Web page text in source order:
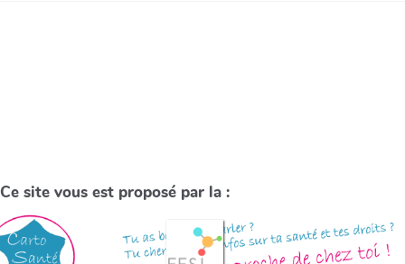
Ce site vous est proposé par la :